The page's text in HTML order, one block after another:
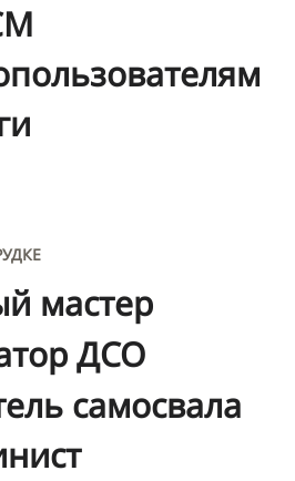
мастер
ДСО
самосвала